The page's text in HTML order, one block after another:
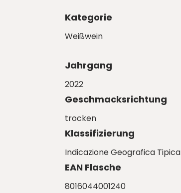
Kategorie
Weißwein
Jahrgang
2022
Geschmacksrichtung
trocken
Klassifizierung
Indicazione Geografica Tipica
EAN Flasche
8016044001240